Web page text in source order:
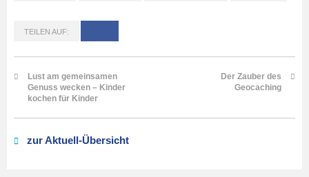
TEILEN AUF:
Lust am gemeinsamen
Genuss wecken – Kinder
kochen für Kinder
Der Zauber des
Geocaching
zur Aktuell-Übersicht